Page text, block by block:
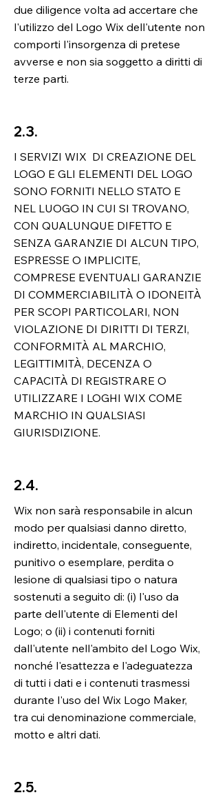
due diligence volta ad accertare che
l'utilizzo del Logo Wix dell'utente non
comporti l'insorgenza di pretese
avverse e non sia soggetto a diritti di
terze parti.
2.3.
I SERVIZI WIX DI CREAZIONE DEL
LOGO E GLI ELEMENTI DEL LOGO
SONO FORNITI NELLO STATO E
NEL LUOGO IN CUI SI TROVANO,
CON QUALUNQUE DIFETTO E
SENZA GARANZIE DI ALCUN TIPO,
ESPRESSE O IMPLICITE,
COMPRESE EVENTUALI GARANZIE
DI COMMERCIABILITÀ O IDONEITÀ
PER SCOPI PARTICOLARI, NON
VIOLAZIONE DI DIRITTI DI TERZI,
CONFORMITÀ AL MARCHIO,
LEGITTIMITÀ, DECENZA O
CAPACITÀ DI REGISTRARE O
UTILIZZARE I LOGHI WIX COME
MARCHIO IN QUALSIASI
GIURISDIZIONE.
2.4.
Wix non sarà responsabile in alcun
modo per qualsiasi danno diretto,
indiretto, incidentale, conseguente,
punitivo o esemplare, perdita o
lesione di qualsiasi tipo o natura
sostenuti a seguito di: (i) l'uso da
parte dell'utente di Elementi del
Logo; o (ii) i contenuti forniti
dall'utente nell'ambito del Logo Wix,
nonché l'esattezza e l'adeguatezza
di tutti i dati e i contenuti trasmessi
durante l'uso del Wix Logo Maker,
tra cui denominazione commerciale,
motto e altri dati.
2.5.